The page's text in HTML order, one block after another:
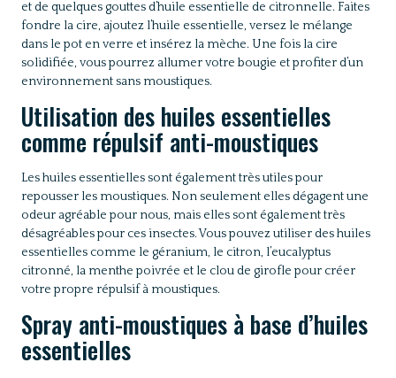
et de quelques gouttes d’huile essentielle de citronnelle. Faites
fondre la cire, ajoutez l’huile essentielle, versez le mélange
dans le pot en verre et insérez la mèche. Une fois la cire
solidifiée, vous pourrez allumer votre bougie et profiter d’un
environnement sans moustiques.
Utilisation des huiles essentielles
comme répulsif anti-moustiques
Les huiles essentielles sont également très utiles pour
repousser les moustiques. Non seulement elles dégagent une
odeur agréable pour nous, mais elles sont également très
désagréables pour ces insectes. Vous pouvez utiliser des huiles
essentielles comme le géranium, le citron, l’eucalyptus
citronné, la menthe poivrée et le clou de girofle pour créer
votre propre répulsif à moustiques.
Spray anti-moustiques à base d’huiles
essentielles